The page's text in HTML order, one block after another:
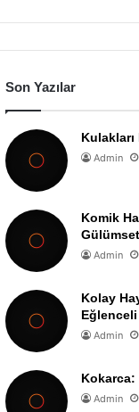
Son Yazılar
Admin
Komik
Admin
Kolay
Eğlenceli
Admin
Kokarca:
Admin